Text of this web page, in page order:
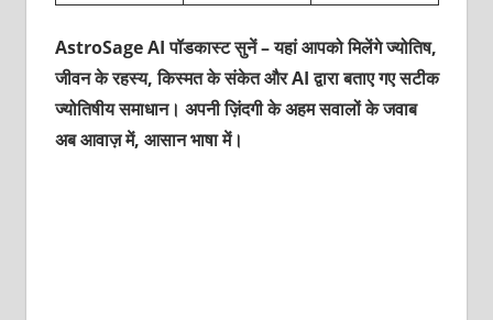
AstroSage AI पॉडकास्ट सुनें – यहां आपको मिलेंगे ज्योतिष,
जीवन के रहस्य, किस्मत के संकेत और AI द्वारा बताए गए सटीक
ज्योतिषीय समाधान। अपनी ज़िंदगी के अहम सवालों के जवाब
अब आवाज़ में, आसान भाषा में।